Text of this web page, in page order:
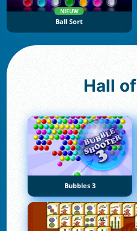
NIEUW
Ball Sort
Hall of
Bubbles 3